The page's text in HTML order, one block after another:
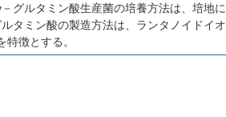
グルタミン酸生産菌の培養方法は、培地
タミン酸の製造方法は、ランタノイドイ
徴とする。